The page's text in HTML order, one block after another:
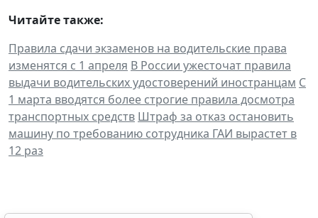
Читайте также:
Правила сдачи экзаменов на водительские права
изменятся с 1 апреля В России ужесточат правила
выдачи водительских удостоверений иностранцам С
1 марта вводятся более строгие правила досмотра
транспортных средств Штраф за отказ остановить
машину по требованию сотрудника ГАИ вырастет в
12 раз